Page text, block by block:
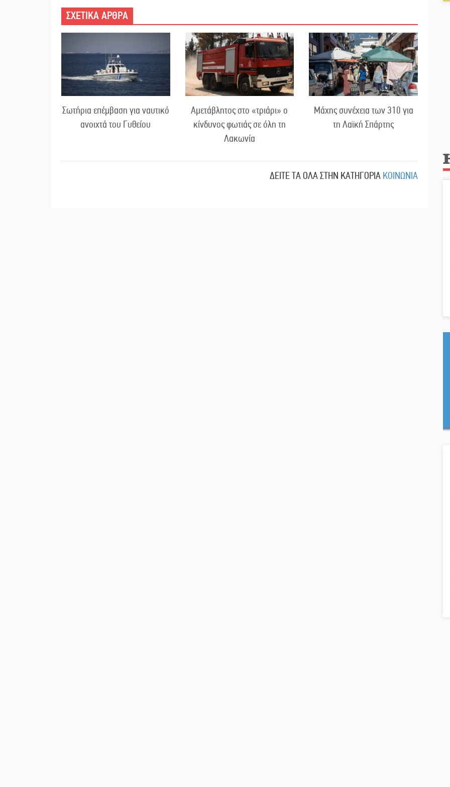
ΣΧΕΤΙΚΑ ΑΡΘΡΑ
Σωτήρια επέμβαση για ναυτικό
ανοιχτά του Γυθείου
Αμετάβλητος στο «τριάρι» ο
κίνδυνος φωτιάς σε όλη τη
Λακωνία
Μάχης συνέχεια των 310 για
τη Λαϊκή Σπάρτης
ΔΕΙΤΕ ΤΑ ΟΛΑ ΣΤΗΝ ΚΑΤΗΓΟΡΙΑ ΚΟΙΝΩΝΙΑ